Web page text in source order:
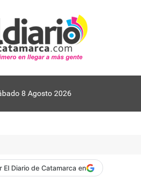
8 Agosto 2026
El Diario de Catamarca en